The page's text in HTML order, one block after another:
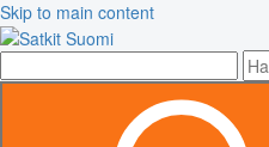
Skip to main content